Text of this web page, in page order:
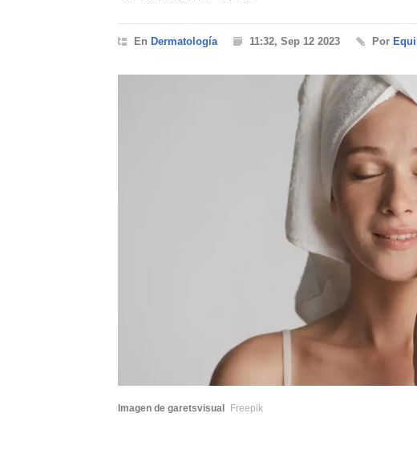
En Dermatología 11:32, Sep 12 2023 Por
Imagen de garetsvisual Freepik